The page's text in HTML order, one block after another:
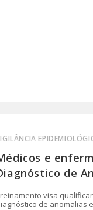
e
de
visa
de anomalias